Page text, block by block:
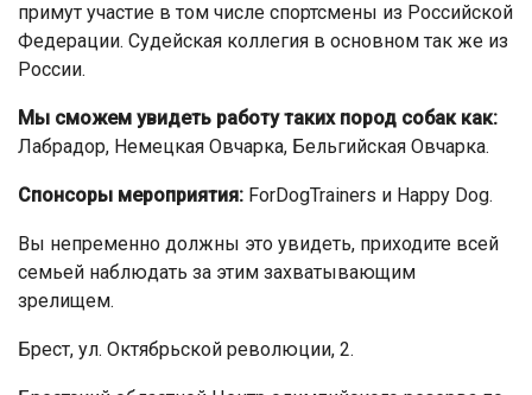
примут участие в том числе спортсмены из Российской
Федерации. Судейская коллегия в основном так же из
России.
Мы сможем увидеть работу таких пород собак как:
Лабрадор, Немецкая Овчарка, Бельгийская Овчарка.
Спонсоры мероприятия: ForDogTrainers и Happy Dog.
Вы непременно должны это увидеть, приходите всей
семьей наблюдать за этим захватывающим
зрелищем.
Брест, ул. Октябрьской революции, 2.